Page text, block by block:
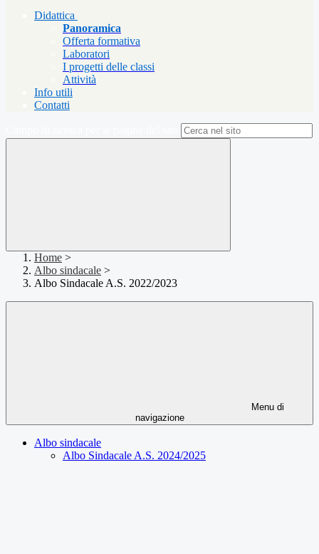
Didattica
Panoramica
Offerta formativa
Laboratori
I progetti delle classi
Attività
Info utili
Contatti
Home >
Albo sindacale >
Albo Sindacale A.S. 2022/2023
Menu di
navigazione
Albo sindacale
Albo Sindacale A.S. 2024/2025